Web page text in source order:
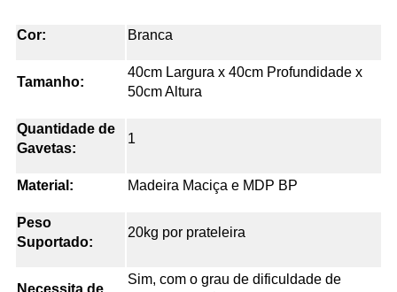
Cor: Branca
Tamanho:
40cm Largura x 40cm Profundidade x
50cm Altura
Quantidade de
Gavetas:
1
Material: Madeira Maciça e MDP BP
Peso
Suportado:
20kg por prateleira
Necessita de
Sim, com o grau de dificuldade de